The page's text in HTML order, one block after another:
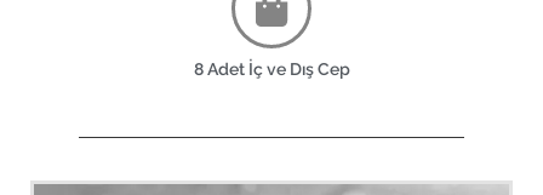
8 Adet İç ve Dış Cep